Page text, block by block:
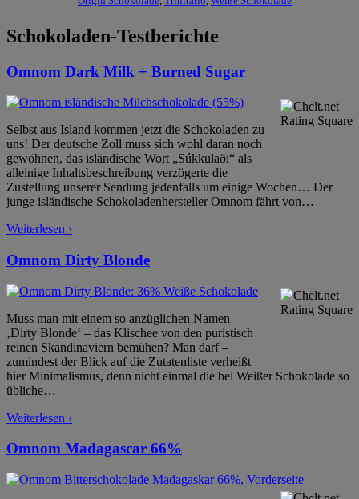
Schokoladen-Testberichte
Omnom Dark Milk + Burned Sugar
Selbst aus Island kommen jetzt die Schokoladen zu
uns! Der deutsche Zoll muss sich wohl daran noch
gewöhnen, das isländische Wort „Súkkulaði“ als
alleinige Inhaltsbeschreibung verzögerte die
Zustellung unserer Sendung jedenfalls um einige Wochen… Der
junge isländische Schokoladenhersteller Omnom fährt von…
Weiterlesen ›
Omnom Dirty Blonde
Muss man mit einem so anzüglichen Namen –
‚Dirty Blonde‘ – das Klischee von den puristisch
reinen Skandinaviern bemühen? Man darf –
zumindest der Blick auf die Zutatenliste verheißt
hier Minimalismus, denn nicht einmal die bei Weißer Schokolade so
übliche…
Weiterlesen ›
Omnom Madagascar 66%